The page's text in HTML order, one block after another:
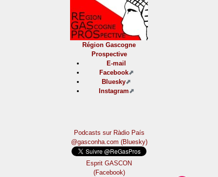
Région Gascogne
Prospective
E-mail
Facebook
Bluesky
Instagram
Podcasts sur Ràdio País
@gasconha.com (Bluesky)
Esprit GASCON
(Facebook)